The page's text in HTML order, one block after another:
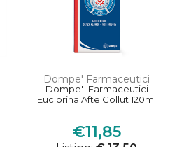
Dompe' Farmaceutici
Dompe'' Farmaceutici
Euclorina Afte Collut 120ml
€11,85